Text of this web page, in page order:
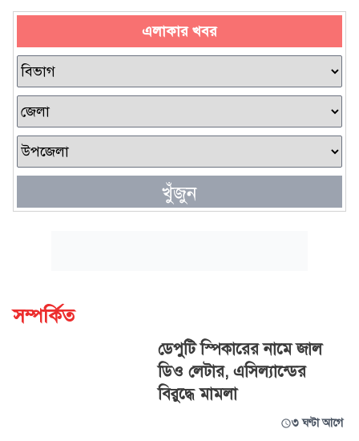
এলাকার খবর
খুঁজুন
সম্পর্কিত
ডেপুটি স্পিকারের নামে জাল
ডিও লেটার, এসিল্যান্ডের
বিরুদ্ধে মামলা
৩ ঘণ্টা আগে